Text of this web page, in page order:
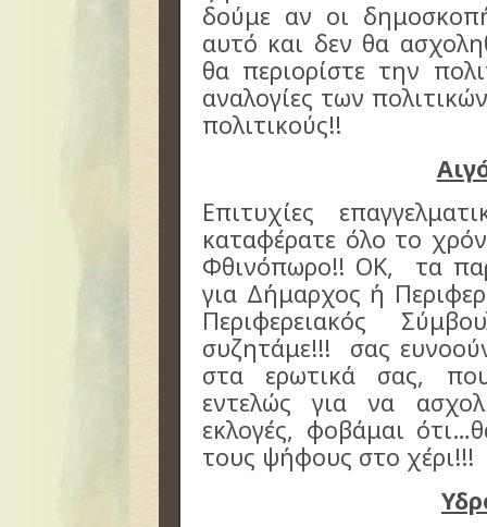
δούμε αν οι
αυτό και δεν θα
θα περιορίστε την
αναλογίες των
πολιτικούς!!
Επιτυχίες
καταφέρατε όλο το
Φθινόπωρο!! ΟΚ, τα
για Δήμαρχος ή
Περιφερειακός
συζητάμε!!! σας
στα ερωτικά σας,
εντελώς για να
εκλογές, φοβάμαι
τους ψήφους στο χέρι!!!